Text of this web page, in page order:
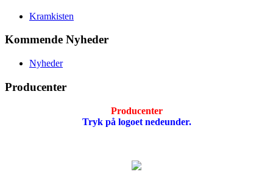
Kramkisten
Kommende Nyheder
Nyheder
Producenter
Producenter
Tryk på logoet nedeunder.